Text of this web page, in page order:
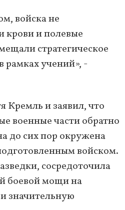
войска не
крови и полевые
стратегическое
рамках учений», -
Кремль и заявил, что
военные части обратно
до сих пор окружена
войском.
сосредоточила
боевой мощи на
значительную